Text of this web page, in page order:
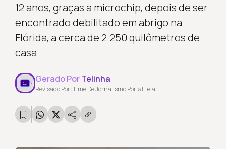
12 anos, graças a microchip, depois de ser
encontrado debilitado em abrigo na
Flórida, a cerca de 2.250 quilômetros de
casa
Gerado PorTelinha
Revisado Por: Time De Jornalismo Portal Tela